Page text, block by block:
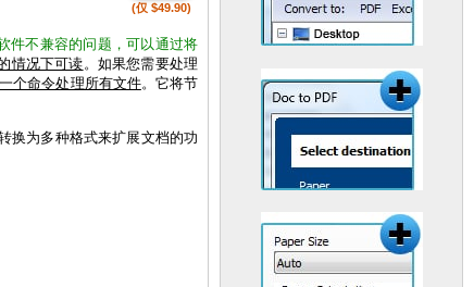
(仅 $49.90)
件不兼容的问题，可以通过将
情况下可读。如果您需要处理
个命令处理所有文件。它将节
换为多种格式来扩展文档的功